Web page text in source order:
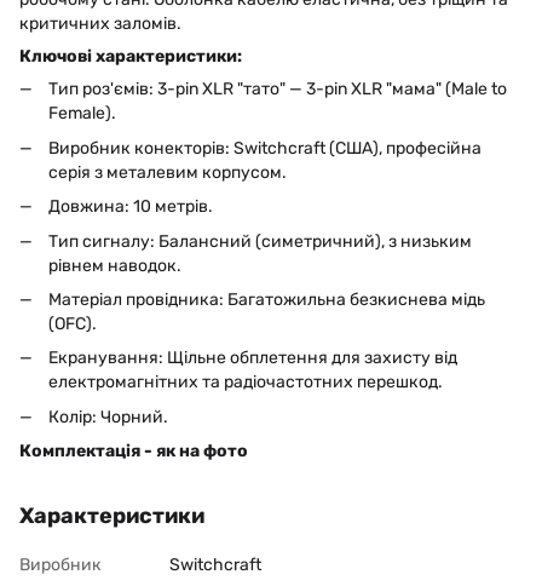
критичних заломів.
Ключові характеристики:
Тип роз'ємів: 3-pin XLR "тато" — 3-pin XLR "мама" (Male to
Female).
Виробник конекторів: Switchcraft (США), професійна
серія з металевим корпусом.
Довжина: 10 метрів.
Тип сигналу: Балансний (симетричний), з низьким
рівнем наводок.
Матеріал провідника: Багатожильна безкиснева мідь
(OFC).
Екранування: Щільне обплетення для захисту від
електромагнітних та радіочастотних перешкод.
Колір: Чорний.
Комплектація - як на фото
Характеристики
Виробник
Switchcraft